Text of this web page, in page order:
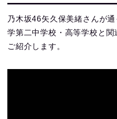
乃木坂46矢久保美緒さんが
学第二中学校・高等学校と
ご紹介します。